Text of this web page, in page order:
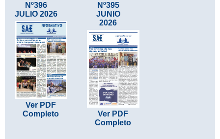
Nº396
JULIO 2026
Ver PDF
Completo
Nº395
JUNIO
2026
Ver PDF
Completo